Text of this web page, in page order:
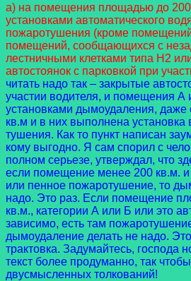
а) на помещения площадью до
установками автоматического
пожаротушения (кроме
помещений, сообщающихся с
лестничными клетками типа Н2
автостоянок с парковкой при
читать надо так – закрытые
участии водителя, и помещения
установками дымоудаления, даже
кв.м и в них выполнена установка
тушения. Как то пункт написан
кому выгодно. Я сам спорил с
полном серьезе, утверждал, что
если помещение менее 200 кв.м.
или пенное пожаротушение, то
надо. Это раз. Если помещение
кв.м., категории А или Б или это
зависимо, есть там
дымоудаление делать не надо.
трактовка. Задумайтесь, господа
текст более продуманно, так
двусмысленных толкований!